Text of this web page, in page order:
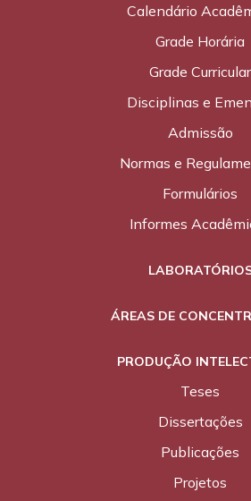
Calendário
Grade Horária
Grade Curricular
Disciplinas e
Admissão
Normas e
Formulários
Informes
ÁREAS DE
PRODUÇÃO
Teses
Dissertações
Publicações
Projetos